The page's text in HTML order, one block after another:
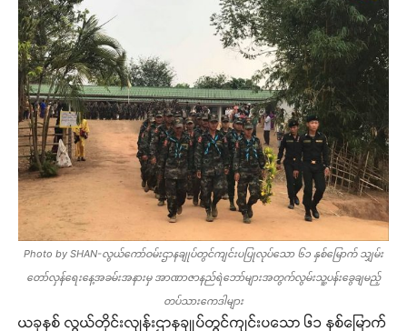
Photo by SHAN-လွယ်ကော်ဝမ်းဌာနချုပ်တွင်ကျင်းပပြုလုပ်သော ၆၁ နှစ်မြောက် သျှမ်း
တော်လှန်ရေးနေ့အခမ်းအနားမှ အာဏာဇာနည်ရဲဘော်များအတွက်လွမ်းသူ့ပန်းခွေချမည့်
တပ်သားကေဒါများ
ယခုနှစ် လွယ်တိုင်းလျန်းဌာနချုပ်တွင်ကျင်းပသော ၆၁ နှစ်မြောက်